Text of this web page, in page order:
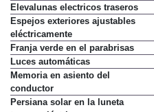
Elevalunas electricos traseros
Espejos exteriores ajustables
eléctricamente
Franja verde en el parabrisas
Luces automáticas
Memoria en asiento del
conductor
Persiana solar en la luneta